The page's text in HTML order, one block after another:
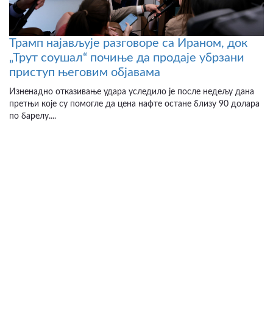
Трамп најављује разговоре са Ираном, док
„Трут соушал“ почиње да продаје убрзани
приступ његовим објавама
Изненадно отказивање удара уследило је после недељу дана
претњи које су помогле да цена нафте остане близу 90 долара
по барелу....